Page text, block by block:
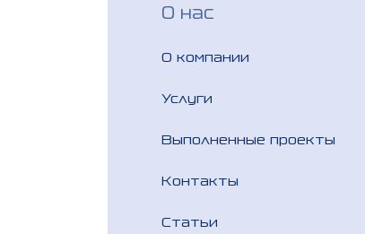
О нас
О компании
Услуги
Выполненные проекты
Контакты
Статьи